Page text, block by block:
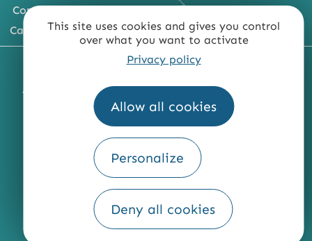
This site uses cookies and gives you control
over what you want to activate
Privacy policy
Allow all cookies
Personalize
Deny all cookies
Comment venir ?
Carte du territoire
MENTIONS LÉGALES PLAN DU SITE
ACCESSIBILITÉ : NON CONFORME PRESSE
QUI SOMMES-NOUS ?
Fourni par